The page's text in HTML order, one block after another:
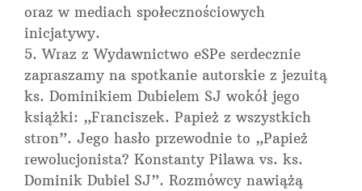
oraz w mediach społecznościowych
inicjatywy.
Wraz z Wydawnictwo eSPe serdecznie
zapraszamy na spotkanie autorskie z jezuitą
ks. Dominikiem Dubielem SJ wokół jego
książki: „Franciszek. Papież z wszystkich
stron”. Jego hasło przewodnie to „Papież
rewolucjonista? Konstanty Pilawa vs. ks.
Dominik Dubiel SJ”. Rozmówcy nawiążą